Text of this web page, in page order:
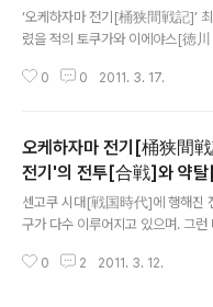
대해서
‘오케하자마 전기[桶狭間戦記]’
렸을 적의 토쿠가와 이에야스[徳
라” 이는 아사쿠라[朝倉] 5대 100
아사쿠라 소우테키와 타이겐 셋사
쿠 시대[戦国時代] 인물의 대표라
처럼이건 이기는 것이 최고다 라
임자[軍奉行]로 생애 대부분을 전..
0 0 2011. 3. 17.
오케하자마 전기[桶狭間
전기'의 전투[合戦]와 약
센고쿠 시대[戦国時代]에 행해진
구가 다수 이루어지고 있으며. 그
다]이라는 단어를 축으로 당시의
0 2 2011. 3. 12.